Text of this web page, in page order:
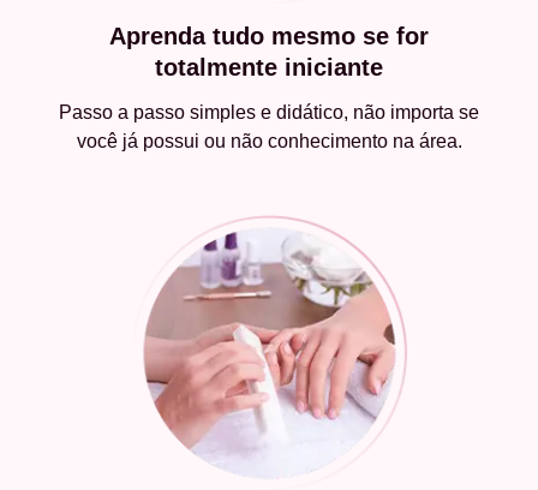
Aprenda tudo mesmo se for
totalmente iniciante
Passo a passo simples e didático, não importa se
você já possui ou não conhecimento na área.